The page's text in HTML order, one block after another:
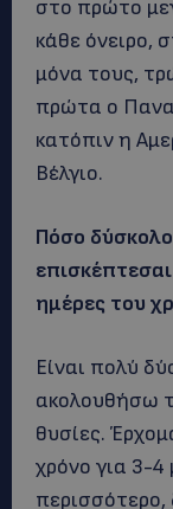
στο πρώτο
κάθε όνειρο,
μόνα τους,
πρώτα ο
κατόπιν η
Βέλγιο.
Πόσο δύσκολο
ημέρες του
Είναι πολύ
ακολουθήσω
θυσίες.
χρόνο για 3-4
περισσότερο,